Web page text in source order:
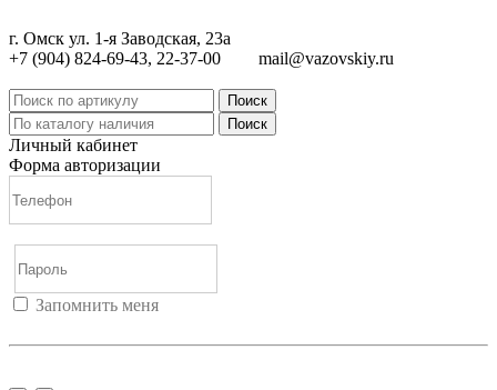
г. Омск ул. 1-я Заводская, 23а
+7 (904) 824-69-43, 22-37-00
mail@vazovskiy.ru
Поиск
Поиск
Личный кабинет
Форма авторизации
Запомнить меня